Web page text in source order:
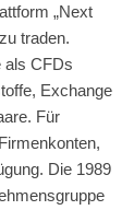
„Next
traden.
als CFDs
Exchange
Für
Die 1989